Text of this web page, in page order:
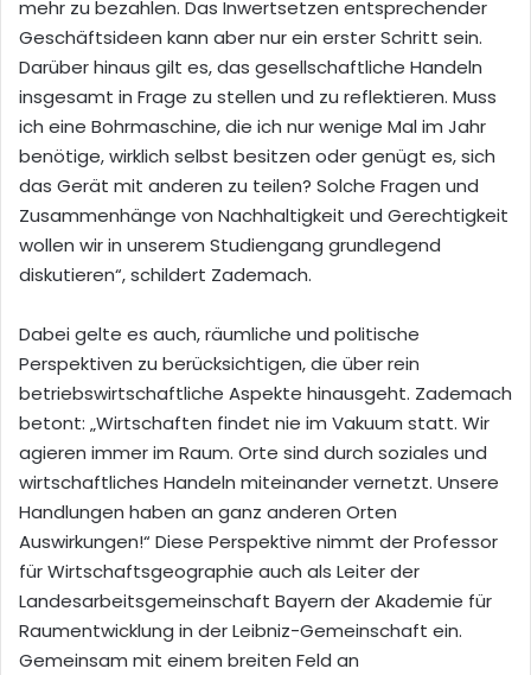
mehr zu bezahlen. Das Inwertsetzen entsprechender
Geschäftsideen kann aber nur ein erster Schritt sein.
Darüber hinaus gilt es, das gesellschaftliche Handeln
insgesamt in Frage zu stellen und zu reflektieren. Muss
ich eine Bohrmaschine, die ich nur wenige Mal im Jahr
benötige, wirklich selbst besitzen oder genügt es, sich
das Gerät mit anderen zu teilen? Solche Fragen und
Zusammenhänge von Nachhaltigkeit und Gerechtigkeit
wollen wir in unserem Studiengang grundlegend
diskutieren“, schildert Zademach.
Dabei gelte es auch, räumliche und politische
Perspektiven zu berücksichtigen, die über rein
betriebswirtschaftliche Aspekte hinausgeht. Zademach
betont: „Wirtschaften findet nie im Vakuum statt. Wir
agieren immer im Raum. Orte sind durch soziales und
wirtschaftliches Handeln miteinander vernetzt. Unsere
Handlungen haben an ganz anderen Orten
Auswirkungen!“ Diese Perspektive nimmt der Professor
für Wirtschaftsgeographie auch als Leiter der
Landesarbeitsgemeinschaft Bayern der Akademie für
Raumentwicklung in der Leibniz-Gemeinschaft ein.
Gemeinsam mit einem breiten Feld an